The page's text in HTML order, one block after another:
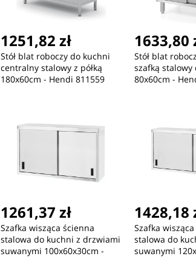
1251,82 zł
Stół blat roboczy do kuchni
centralny stalowy z półką
180x60cm - Hendi 811559
1633,80
Stół blat
szafką
80x60cm -
1261,37 zł
Szafka wisząca ścienna
stalowa do kuchni z drzwiami
suwanymi 100x60x30cm -
1428,18
Szafka
stalowa do
suwanymi